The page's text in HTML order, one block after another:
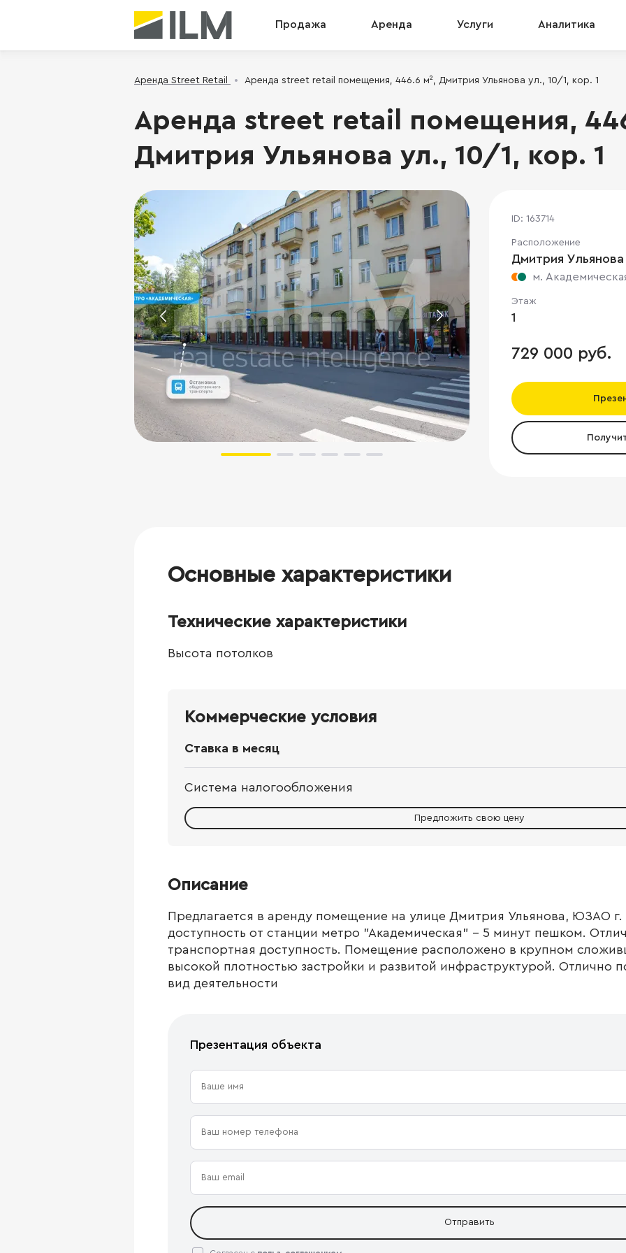
Продажа Аренда Услуги Аналитика
Аренда Street Retail Аренда street retail помещения, 446.6 м², Дмитрия Ульянова ул., 10/1, кор. 1
Аренда street retail помещения,
Дмитрия Ульянова ул., 10/1, кор. 1
ID: 163714
Расположение
Дмитрия
м.
Этаж
1
729 000 руб.
Основные характеристики
Технические характеристики
Высота потолков
Коммерческие условия
Ставка в месяц
Система налогообложения
Предложить свою цену
Описание
Предлагается в аренду помещение на улице Дмитрия Ульянова, ЮЗАО
доступность от станции метро "Академическая" - 5 минут пешком.
транспортная доступность. Помещение расположено в крупном
высокой плотностью застройки и развитой инфраструктурой. Отлично
вид деятельности
Презентация объекта
Отправить